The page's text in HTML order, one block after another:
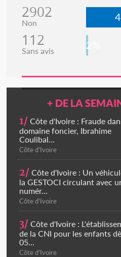
2902
Non
112
Sans avis 2%
+ DE LA
1/ Côte d'Ivoire : Fraude
domaine foncier, Ibrahime
Coulibal...
Côte d'Ivoire
2/ Côte d'Ivoire : Un
la GESTOCI circulant avec
numér...
Côte d'Ivoire
3/ Côte d'Ivoire :
de la CNI pour les enfants
05...
Côte d'Ivoire